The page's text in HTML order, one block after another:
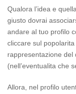
Qualora l’idea e
giusto dovrai
andare al tuo profilo
cliccare sul
rappresentazione del
(nell’eventualita che
Allora, nel profilo